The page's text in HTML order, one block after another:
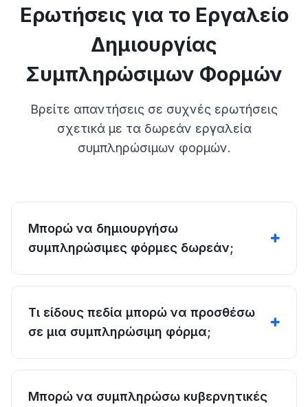
Ερωτήσεις για το Εργαλείο
Δημιουργίας
Συμπληρώσιμων Φορμών
Βρείτε απαντήσεις σε συχνές ερωτήσεις
σχετικά με τα δωρεάν εργαλεία
συμπληρώσιμων φορμών.
Μπορώ να δημιουργήσω
συμπληρώσιμες φόρμες δωρεάν;
Τι είδους πεδία μπορώ να προσθέσω
σε μια συμπληρώσιμη φόρμα;
Μπορώ να συμπληρώσω κυβερνητικές